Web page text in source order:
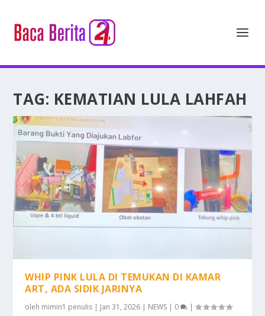
TAG: KEMATIAN LULA LAHFAH
WHIP PINK LULA DI TEMUKAN DI KAMAR
ART, ADA SIDIK JARINYA
oleh mimin1 penulis | Jan 31, 2026 | NEWS | 0 |